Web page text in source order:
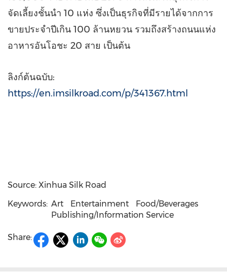
จัดเลี้ยงชั้นนำ 10 แห่ง ซึ่งเป็นธุรกิจที่มีรายได้จากการ
ขายประจำปีเกิน 100 ล้านหยวน รวมถึงสร้างถนนแห่ง
อาหารอันโอชะ 20 สาย เป็นต้น
ลิงก์ต้นฉบับ:
https://en.imsilkroad.com/p/341367.html
Source: Xinhua Silk Road
Keywords: Art Entertainment
Food/Beverages
Publishing/Information Service
Share: